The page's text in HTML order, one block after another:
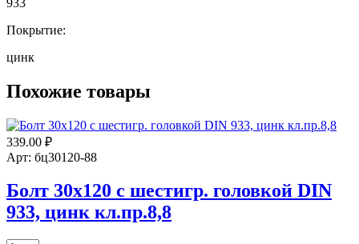
Покрытие:
цинк
Похожие товары
339.00 ₽
Арт: бц30120-88
Болт 30х120 с шестигр. головкой DIN
933, цинк кл.пр.8,8